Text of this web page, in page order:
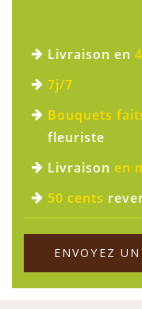
Livraison en
7j/7
Bouquets
fleuriste
Livraison en
50 cents
ENVOYEZ